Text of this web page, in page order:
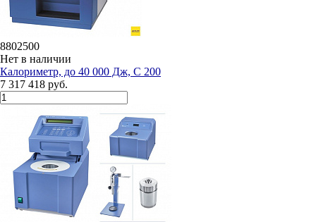
8802500
Нет в наличии
Калориметр, до 40 000 Дж, C 200
7 317 418 руб.